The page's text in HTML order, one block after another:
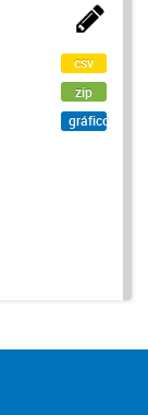
csv
zip
gráfico